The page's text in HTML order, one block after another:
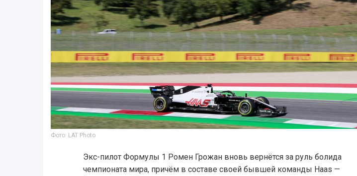
Фото: LAT Photo
Экс-пилот Формулы 1 Ромен Грожан вновь вернётся за руль болида
чемпионата мира, причём в составе своей бывшей команды Haas —